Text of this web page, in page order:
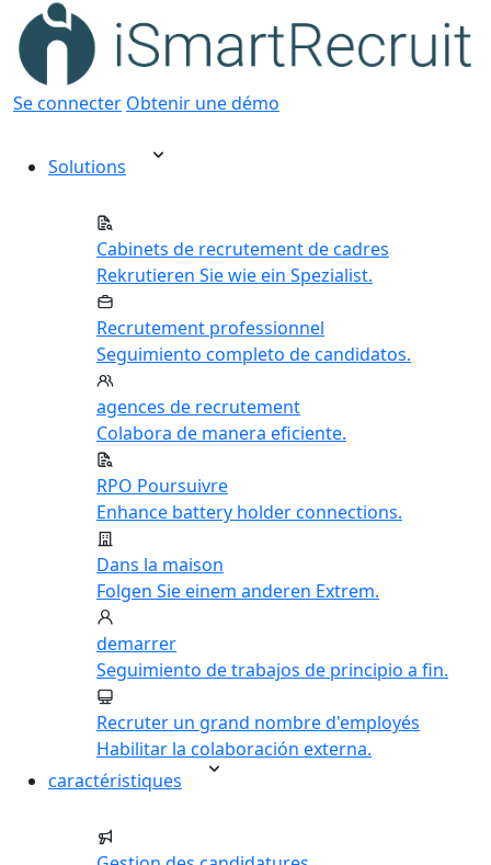
Se connecter Obtenir une démo
Solutions
Cabinets de recrutement de cadres
Rekrutieren Sie wie ein Spezialist.
Recrutement professionnel
Seguimiento completo de candidatos.
agences de recrutement
Colabora de manera eficiente.
RPO Poursuivre
Enhance battery holder connections.
Dans la maison
Folgen Sie einem anderen Extrem.
demarrer
Seguimiento de trabajos de principio a fin.
Recruter un grand nombre d'employés
Habilitar la colaboración externa.
caractéristiques